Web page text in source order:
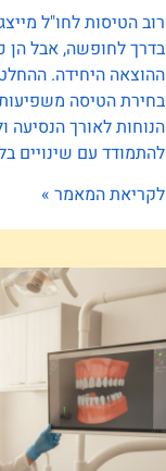
רוב הטיסות לחו"ל
בדרך לחופשה, אבל הן
ההוצאה היחידה.
בחירת הטיסה
הנוחות לאורך הנסיעה
להתמודד עם שינויים
לקריאת המאמר »